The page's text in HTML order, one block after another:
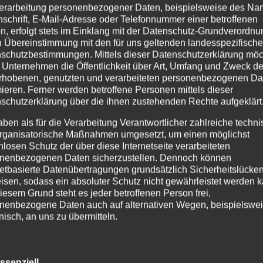
Unterfangen, denn schließlich hatten sie keine Übung darin.
sich einige Schwierigkeiten aufgelöst, andere sind aber
Wir sind stolz auf jedes Einzelne Ihrer Kinder, denn eine
Leistungsüberprüfungen zu bestehen und vorzubereiten,
die fehlenden sozialen Kontakte auszuhalten, ist selbst für
dass sie plötzlich am Computer oder iPad alle Hausaufgaben
auch die Distanz zu ihren Mitschüler:innen zeigte sich als
können Sie und auch wir sehr stolz sein, haben diese
Ihrer Unterstützung, liebe Eltern und Erziehungsberechtigte.
und immerwährende Unterstützung unserer Arbeit
Zeit zu bewerkstelligen. Trotz allem haben wir es geschafft,
davon, dass diese Gemeinschaft auch zur weiteren
positiv beitragen wird.
Erholung, viele sonnige Tage, schöne Erlebnisse und für das
wir Ihnen trotz allem noch mitgeben und vielleicht hat der
personenbezogener Daten, beispielsweise des
E-Mail-Adresse oder Telefonnummer einer betroffenen
erfolgt stets im Einklang mit der Datenschutz-
Übereinstimmung mit den für uns geltenden
Mittels dieser Datenschutzerklärung
Unternehmen die Öffentlichkeit über Art, Umfang und Zweck
genutzten und verarbeiteten personenbezogenen
Ferner werden betroffene Personen mittels dieser
über die ihnen zustehenden Rechte aufgeklärt.
als für die Verarbeitung Verantwortlicher zahlreiche
Maßnahmen umgesetzt, um einen möglichst
Schutz der über diese Internetseite verarbeiteten
Daten sicherzustellen. Dennoch können
Datenübertragungen grundsätzlich Sicherheitslücken
sodass ein absoluter Schutz nicht gewährleistet werden
Grund steht es jeder betroffenen Person frei,
Daten auch auf alternativen Wegen,
an uns zu übermitteln.